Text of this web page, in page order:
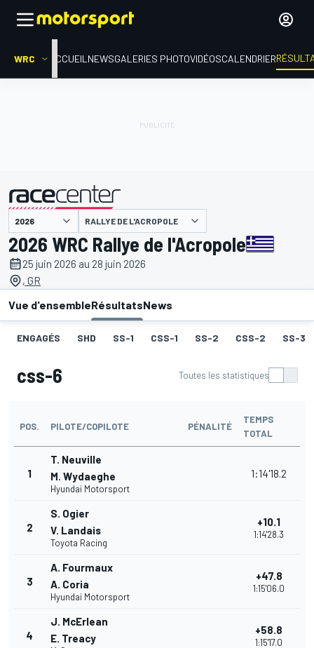
WRC ACCUEIL NEWSGALERIES PHOTOVIDÉOSCALENDRIER
présenté par RALLYE DE L'ACROPOLE
2026 WRC Rallye de l'Acropole
25 juin 2026 au 28 juin 2026
, GR
Vue d'ensembleRésultatsNews
ENGAGÉS SHD SS-1 CSS-1 SS-2 CSS-2 SS-3
css-6 Toutes les statistiques
POS. PILOTE/COPILOTE PÉNALITÉ
TEMPS
TOTAL
1
T. Neuville
M. Wydaeghe
Hyundai Motorsport
1:14'18.2
2
S. Ogier
V. Landais
Toyota Racing
+10.1
1:14'28.3
3
A. Fourmaux
A. Coria
Hyundai Motorsport
+47.8
1:15'06.0
4
J. McErlean
E. Treacy
+58.8
1:15'17.0